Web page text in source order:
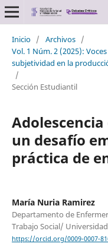
Inicio / Archivos /
Vol. 1 Núm. 2 (2025):
subjetividad en la
/
Sección Estudiantil
un desafío
práctica de
María Nuria Ramirez
Departamento de
Trabajo Social/
https://orcid.org/0009-0007-